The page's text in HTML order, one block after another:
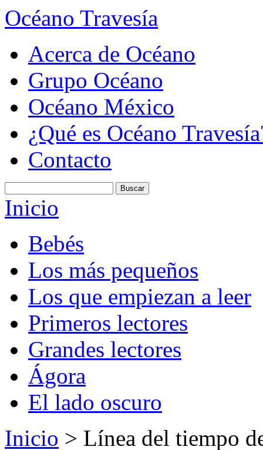
Océano Travesía
Acerca de Océano
Grupo Océano
Océano México
¿Qué es Océano
Contacto
Inicio
Bebés
Los más pequeños
Los que empiezan a leer
Primeros lectores
Grandes lectores
Ágora
El lado oscuro
Inicio > Línea del tiempo